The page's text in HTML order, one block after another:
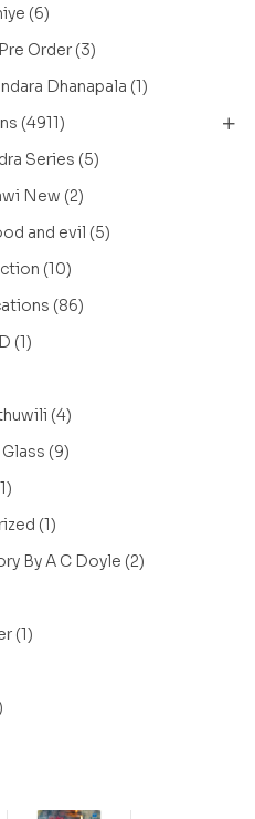
(6)
Order (3)
Dhanapala (1)
(4911)
Series (5)
New (2)
and evil (5)
(10)
(86)
(1)
(4)
(9)
(1)
By A C Doyle (2)
(1)